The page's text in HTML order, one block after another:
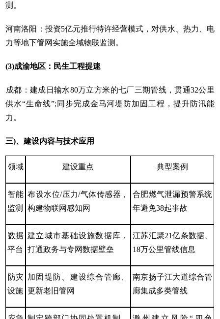
测。
‌河南洛阳‌：投资5亿元推行特许经营模式，对供水、热力、电
力等地下管网实施全域物联监测。
(3)成渝地区：民生工程提速‌
‌成都‌：建成日输水80万立方米的七厂三期管线，贯通32公里
供水“生命线”;同步完成金马河堤防加固工程，提升防汛能
力。
三)、建设内容与技术应用
领域 建设重点 典型案例
‌智能
监测‌
布设水位/压力/气体传感器，
构建物联网感知网
合肥燃气泄漏预警系统
年避免38起事故
‌数据
平台‌
建立城市基础设施数据库，
打通政务与专网数据壁垒
江苏汇聚21亿条数据、
18万公里管线信息
‌防灾
设施‌
加固堤防、建设综合管廊、
更新老旧管网
南京扬子江大道综合管
廊集成多类管线